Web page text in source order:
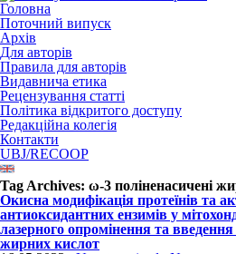
Головна
Поточний випуск
Архів
Для авторів
Правила для авторів
Видавнича етика
Рецензування статті
Політика відкритого доступу
Редакційна колегія
Контакти
UBJ/RECOOP
Tag Archives: ω-3 поліненасичені
Окисна модифікація протеїнів та
антиоксидантних ензимів у
лазерного опромінення та
жирних кислот